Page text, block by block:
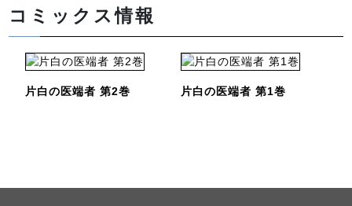
コミックス情報
片白の医端者 第2巻 片白の医端者 第1巻